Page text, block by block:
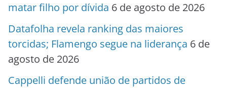
matar filho por dívida 6 de agosto de 2026
Datafolha revela ranking das maiores
torcidas; Flamengo segue na liderança 6 de
agosto de 2026
Cappelli defende união de partidos de